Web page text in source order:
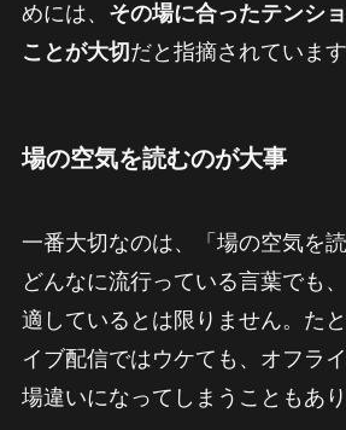
めには、 その場に合ったテンシ
ことが大切 だと指摘されています
場の空気を読むのが大事
一番大切なのは、「場の空気を
どんなに流行っている言葉でも
適しているとは限りません。た
イブ配信ではウケても、オフラ
場違いになってしまうこともあり